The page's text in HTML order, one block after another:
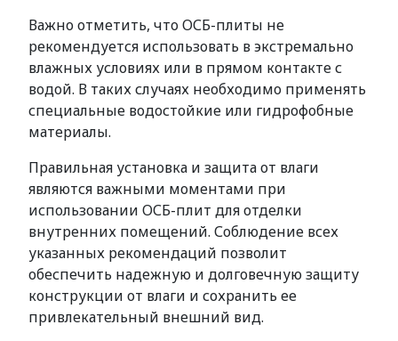
Важно отметить, что ОСБ-плиты не
рекомендуется использовать в экстремально
влажных условиях или в прямом контакте с
водой. В таких случаях необходимо применять
специальные водостойкие или гидрофобные
материалы.
Правильная установка и защита от влаги
являются важными моментами при
использовании ОСБ-плит для отделки
внутренних помещений. Соблюдение всех
указанных рекомендаций позволит
обеспечить надежную и долговечную защиту
конструкции от влаги и сохранить ее
привлекательный внешний вид.